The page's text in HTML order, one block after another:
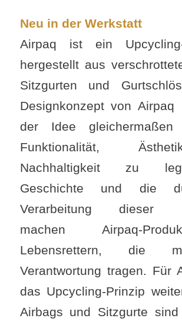
Neu in der Werkstatt
Airpaq ist ein Upcycling-
hergestellt aus
Sitzgurten und
Designkonzept von Airpaq
der Idee
Funktionalität,
Nachhaltigkeit zu
Geschichte und die
Verarbeitung dieser
machen Airpaq-
Lebensrettern, die
Verantwortung tragen. Für
das Upcycling-Prinzip
Airbags und Sitzgurte sind